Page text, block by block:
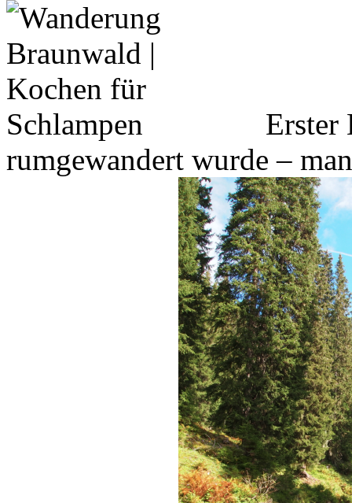
Erster
rumgewandert wurde –